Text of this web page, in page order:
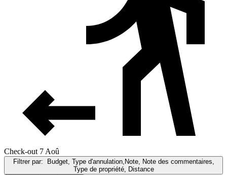
Check-out 7 Aoû
Filtrer par: Budget, Type d'annulation,Note, Note des commentaires,
Type de propriété, Distance